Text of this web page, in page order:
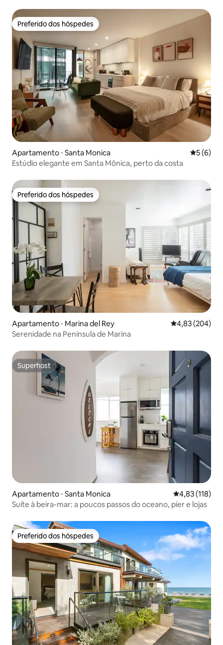
Preferido dos hóspedes
Preferido dos hóspedes
Apartamento ⋅ Santa Monica 5 de
5 (6)
Estúdio elegante em Santa Mônica, perto da costa
Preferido dos hóspedes
Preferido dos hóspedes
Apartamento ⋅ Marina del Rey 4,83 de uma
4,83 (204)
Serenidade na Península de Marina
Superhost
Superhost
Apartamento ⋅ Santa Monica 4,83 de uma
4,83 (118)
Suíte à beira-mar: a poucos passos do oceano, píer e lojas
Preferido dos hóspedes
Preferido dos hóspedes